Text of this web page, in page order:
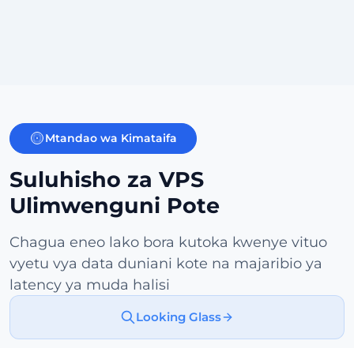
Mtandao wa Kimataifa
Suluhisho za VPS
Ulimwenguni Pote
Chagua eneo lako bora kutoka kwenye vituo
vyetu vya data duniani kote na majaribio ya
latency ya muda halisi
Looking Glass